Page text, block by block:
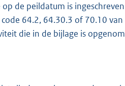
de peildatum is
64.2, 64.30.3 of 70.10 van
die in de bijlage is